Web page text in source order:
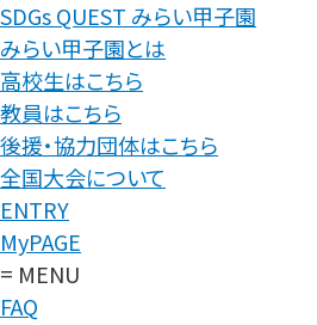
SDGs QUEST みらい甲子園
みらい甲子園とは
高校生はこちら
教員はこちら
後援・協力団体はこちら
全国大会について
ENTRY
MyPAGE
= MENU
FAQ